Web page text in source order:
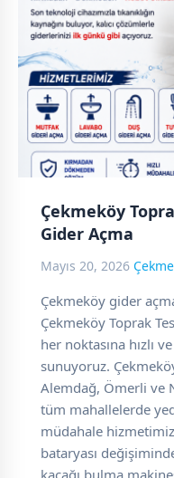
Çekmeköy
Gider Açma
Mayıs 20, 2026
Çekmeköy gider
Çekmeköy Toprak
her noktasına hızlı
sunuyoruz.
Alemdağ, Ömerli ve
tüm mahallelerde
müdahale
bataryası
kaçağı bulma